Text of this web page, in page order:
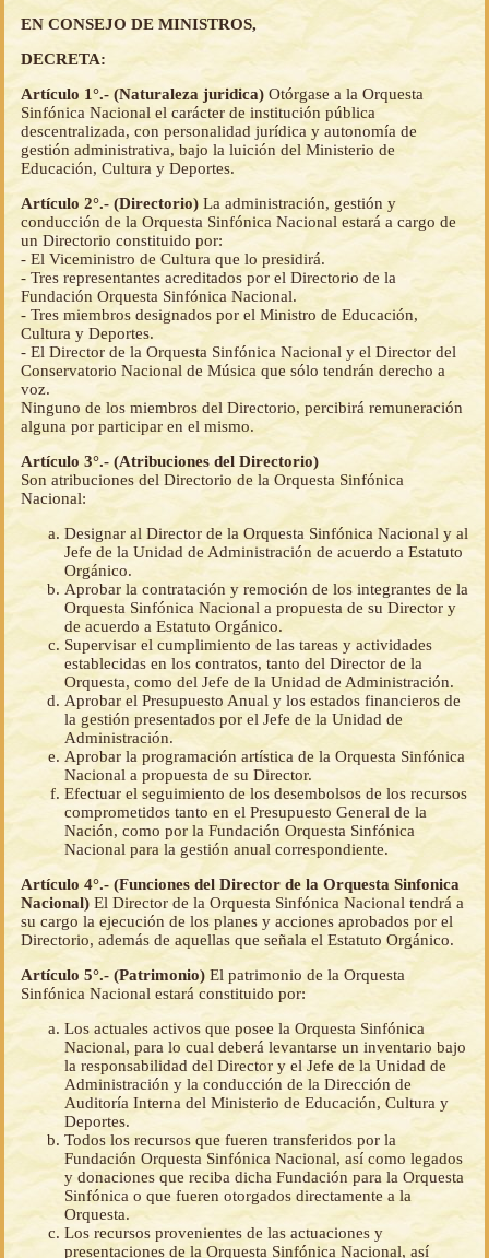
EN CONSEJO DE MINISTROS,
DECRETA:
Artículo 1°.- (Naturaleza juridica) Otórgase a la Orquesta
Sinfónica Nacional el carácter de institución pública
descentralizada, con personalidad jurídica y autonomía de
gestión administrativa, bajo la luición del Ministerio de
Educación, Cultura y Deportes.
Artículo 2°.- (Directorio) La administración, gestión y
conducción de la Orquesta Sinfónica Nacional estará a cargo de
un Directorio constituido por:
- El Viceministro de Cultura que lo presidirá.
- Tres representantes acreditados por el Directorio de la
Fundación Orquesta Sinfónica Nacional.
- Tres miembros designados por el Ministro de Educación,
Cultura y Deportes.
- El Director de la Orquesta Sinfónica Nacional y el Director del
Conservatorio Nacional de Música que sólo tendrán derecho a
voz.
Ninguno de los miembros del Directorio, percibirá remuneración
alguna por participar en el mismo.
Artículo 3°.- (Atribuciones del Directorio)
Son atribuciones del Directorio de la Orquesta Sinfónica
Nacional:
Designar al Director de la Orquesta Sinfónica Nacional y al
Jefe de la Unidad de Administración de acuerdo a Estatuto
Orgánico.
Aprobar la contratación y remoción de los integrantes de la
Orquesta Sinfónica Nacional a propuesta de su Director y
de acuerdo a Estatuto Orgánico.
Supervisar el cumplimiento de las tareas y actividades
establecidas en los contratos, tanto del Director de la
Orquesta, como del Jefe de la Unidad de Administración.
Aprobar el Presupuesto Anual y los estados financieros de
la gestión presentados por el Jefe de la Unidad de
Administración.
Aprobar la programación artística de la Orquesta Sinfónica
Nacional a propuesta de su Director.
Efectuar el seguimiento de los desembolsos de los recursos
comprometidos tanto en el Presupuesto General de la
Nación, como por la Fundación Orquesta Sinfónica
Nacional para la gestión anual correspondiente.
Artículo 4°.- (Funciones del Director de la Orquesta Sinfonica
Nacional) El Director de la Orquesta Sinfónica Nacional tendrá a
su cargo la ejecución de los planes y acciones aprobados por el
Directorio, además de aquellas que señala el Estatuto Orgánico.
Artículo 5°.- (Patrimonio) El patrimonio de la Orquesta
Sinfónica Nacional estará constituido por:
Los actuales activos que posee la Orquesta Sinfónica
Nacional, para lo cual deberá levantarse un inventario bajo
la responsabilidad del Director y el Jefe de la Unidad de
Administración y la conducción de la Dirección de
Auditoría Interna del Ministerio de Educación, Cultura y
Deportes.
Todos los recursos que fueren transferidos por la
Fundación Orquesta Sinfónica Nacional, así como legados
y donaciones que reciba dicha Fundación para la Orquesta
Sinfónica o que fueren otorgados directamente a la
Orquesta.
Los recursos provenientes de las actuaciones y
presentaciones de la Orquesta Sinfónica Nacional, así